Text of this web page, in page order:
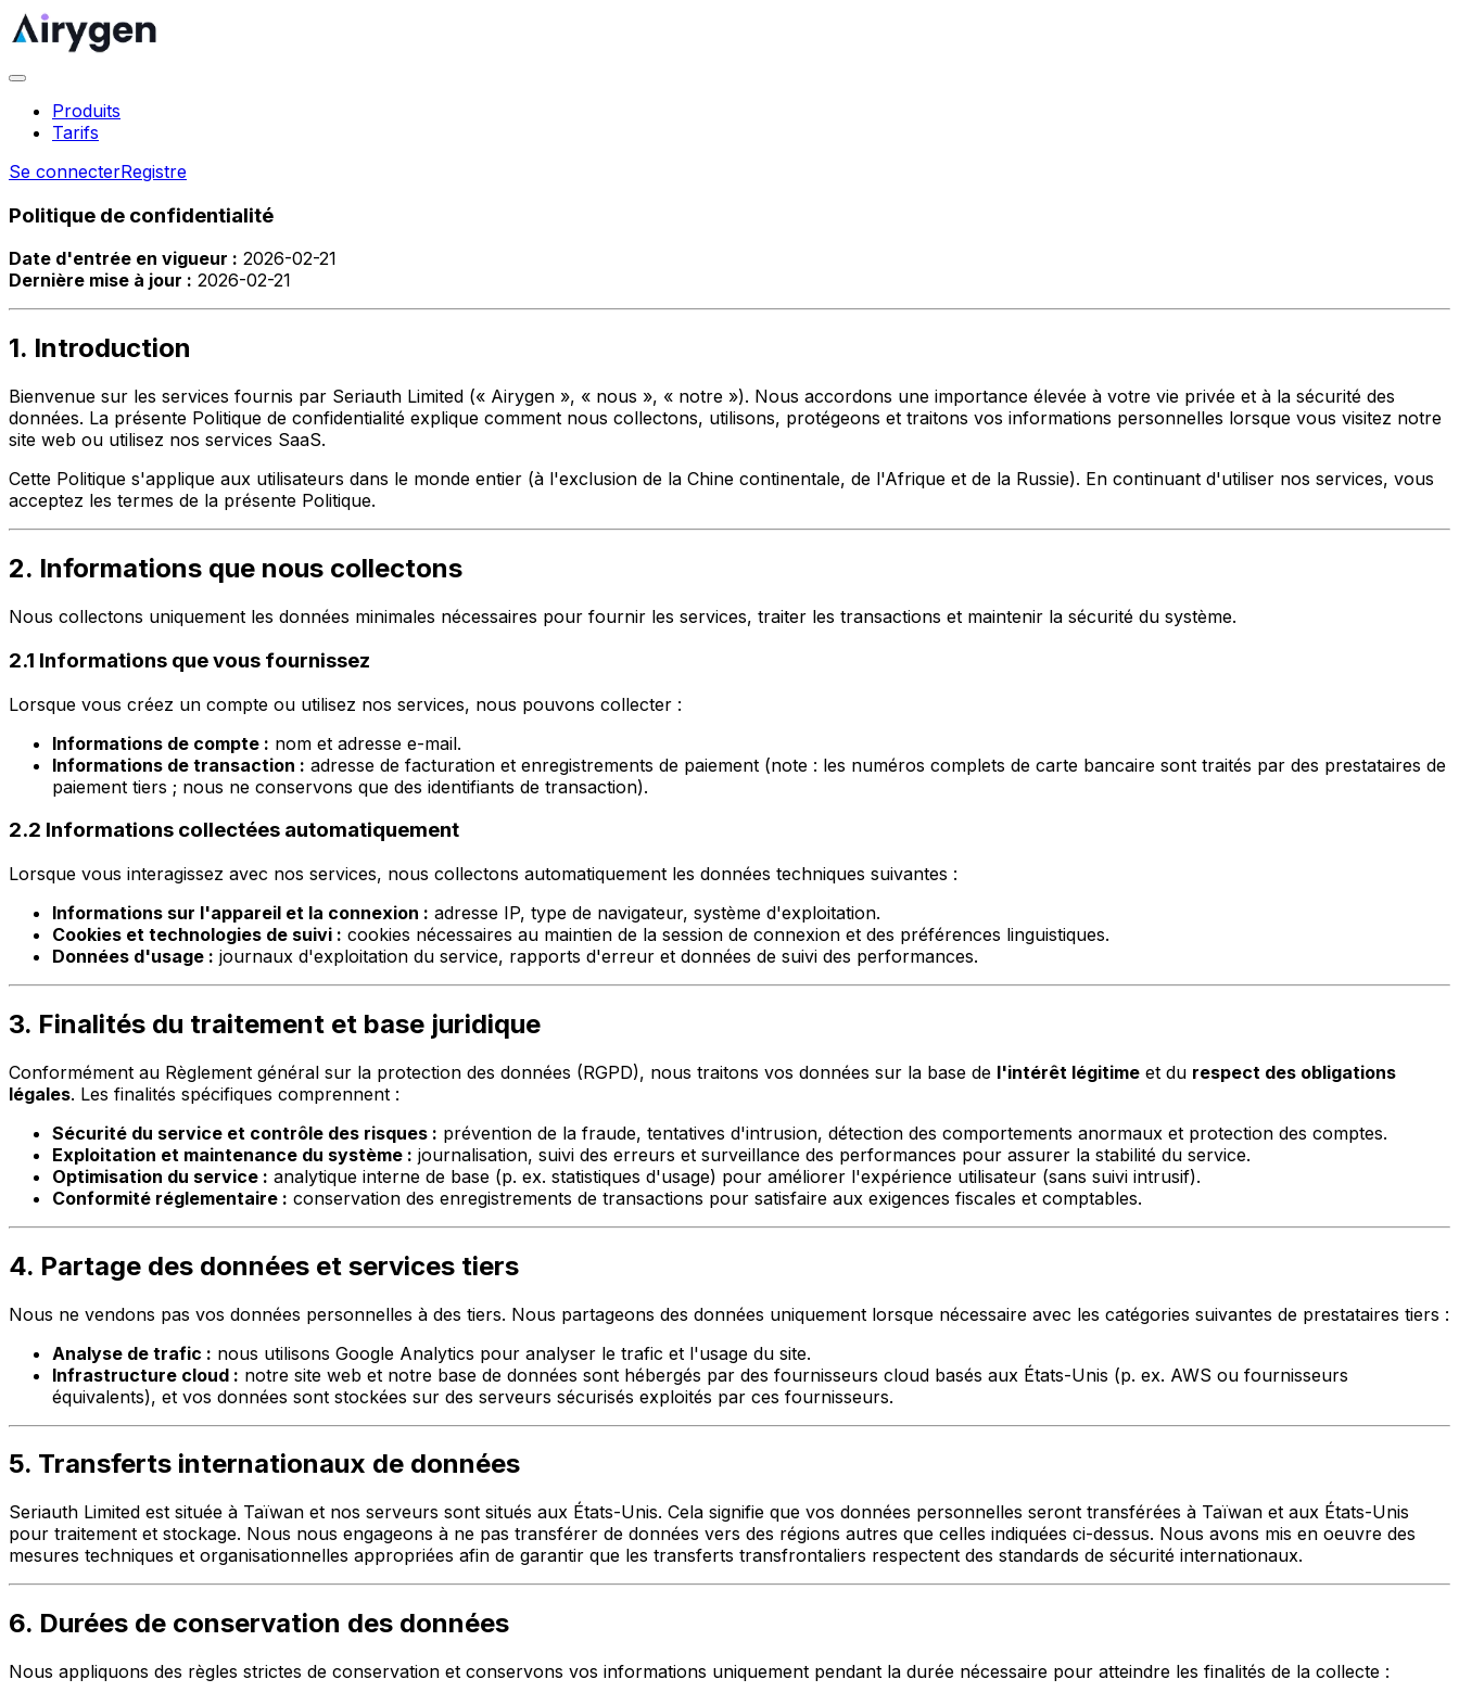
Produits
Tarifs
Se connecterRegistre
Politique de confidentialité
Date d'entrée en vigueur : 2026-02-21
Dernière mise à jour : 2026-02-21
1. Introduction
Bienvenue sur les services fournis par Seriauth Limited (« Airygen », « nous », « notre »). Nous accordons une importance élevée à votre vie privée et à la sécurité des
données. La présente Politique de confidentialité explique comment nous collectons, utilisons, protégeons et traitons vos informations personnelles lorsque vous visitez notre
site web ou utilisez nos services SaaS.
Cette Politique s'applique aux utilisateurs dans le monde entier (à l'exclusion de la Chine continentale, de l'Afrique et de la Russie). En continuant d'utiliser nos services, vous
acceptez les termes de la présente Politique.
2. Informations que nous collectons
Nous collectons uniquement les données minimales nécessaires pour fournir les services, traiter les transactions et maintenir la sécurité du système.
2.1 Informations que vous fournissez
Lorsque vous créez un compte ou utilisez nos services, nous pouvons collecter :
Informations de compte : nom et adresse e-mail.
Informations de transaction : adresse de facturation et enregistrements de paiement (note : les numéros complets de carte bancaire sont traités par des prestataires de
paiement tiers ; nous ne conservons que des identifiants de transaction).
2.2 Informations collectées automatiquement
Lorsque vous interagissez avec nos services, nous collectons automatiquement les données techniques suivantes :
Informations sur l'appareil et la connexion : adresse IP, type de navigateur, système d'exploitation.
Cookies et technologies de suivi : cookies nécessaires au maintien de la session de connexion et des préférences linguistiques.
Données d'usage : journaux d'exploitation du service, rapports d'erreur et données de suivi des performances.
3. Finalités du traitement et base juridique
Conformément au Règlement général sur la protection des données (RGPD), nous traitons vos données sur la base de l'intérêt légitime et du respect des obligations
légales. Les finalités spécifiques comprennent :
Sécurité du service et contrôle des risques : prévention de la fraude, tentatives d'intrusion, détection des comportements anormaux et protection des comptes.
Exploitation et maintenance du système : journalisation, suivi des erreurs et surveillance des performances pour assurer la stabilité du service.
Optimisation du service : analytique interne de base (p. ex. statistiques d'usage) pour améliorer l'expérience utilisateur (sans suivi intrusif).
Conformité réglementaire : conservation des enregistrements de transactions pour satisfaire aux exigences fiscales et comptables.
4. Partage des données et services tiers
Nous ne vendons pas vos données personnelles à des tiers. Nous partageons des données uniquement lorsque nécessaire avec les catégories suivantes de prestataires tiers :
Analyse de trafic : nous utilisons Google Analytics pour analyser le trafic et l'usage du site.
Infrastructure cloud : notre site web et notre base de données sont hébergés par des fournisseurs cloud basés aux États-Unis (p. ex. AWS ou fournisseurs
équivalents), et vos données sont stockées sur des serveurs sécurisés exploités par ces fournisseurs.
5. Transferts internationaux de données
Seriauth Limited est située à Taïwan et nos serveurs sont situés aux États-Unis. Cela signifie que vos données personnelles seront transférées à Taïwan et aux États-Unis
pour traitement et stockage. Nous nous engageons à ne pas transférer de données vers des régions autres que celles indiquées ci-dessus. Nous avons mis en oeuvre des
mesures techniques et organisationnelles appropriées afin de garantir que les transferts transfrontaliers respectent des standards de sécurité internationaux.
6. Durées de conservation des données
Nous appliquons des règles strictes de conservation et conservons vos informations uniquement pendant la durée nécessaire pour atteindre les finalités de la collecte :